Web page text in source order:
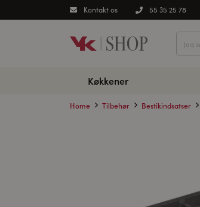
Kontakt os 55 35 25 78
Køkkener
Home Tilbehør Bestikindsatser